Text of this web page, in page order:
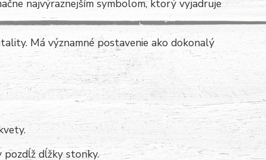
najvýraznejším symbolom, ktorý vyjadruje
Má významné postavenie ako dokonalý
dĺžky stonky.